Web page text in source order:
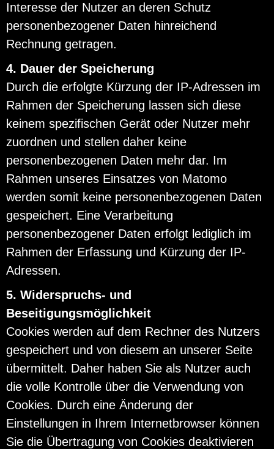
Interesse der Nutzer an deren Schutz
personenbezogener Daten hinreichend
Rechnung getragen.
4. Dauer der Speicherung
Durch die erfolgte Kürzung der IP-Adressen im
Rahmen der Speicherung lassen sich diese
keinem spezifischen Gerät oder Nutzer mehr
zuordnen und stellen daher keine
personenbezogenen Daten mehr dar. Im
Rahmen unseres Einsatzes von Matomo
werden somit keine personenbezogenen Daten
gespeichert. Eine Verarbeitung
personenbezogener Daten erfolgt lediglich im
Rahmen der Erfassung und Kürzung der IP-
Adressen.
5. Widerspruchs- und
Beseitigungsmöglichkeit
Cookies werden auf dem Rechner des Nutzers
gespeichert und von diesem an unserer Seite
übermittelt. Daher haben Sie als Nutzer auch
die volle Kontrolle über die Verwendung von
Cookies. Durch eine Änderung der
Einstellungen in Ihrem Internetbrowser können
Sie die Übertragung von Cookies deaktivieren